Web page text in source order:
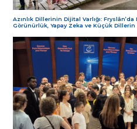
Azınlık Dillerinin Dijital Varlığı:
Görünürlük, Yapay Zeka ve Küçük Dillerin